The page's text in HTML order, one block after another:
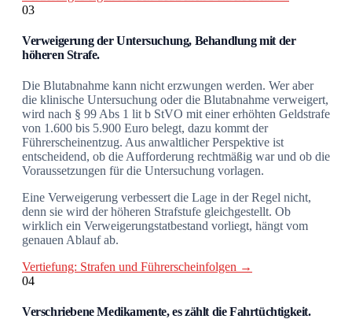
03
Verweigerung der Untersuchung, Behandlung mit der
höheren Strafe.
Die Blutabnahme kann nicht erzwungen werden. Wer aber
die klinische Untersuchung oder die Blutabnahme verweigert,
wird nach § 99 Abs 1 lit b StVO mit einer erhöhten Geldstrafe
von 1.600 bis 5.900 Euro belegt, dazu kommt der
Führerscheinentzug. Aus anwaltlicher Perspektive ist
entscheidend, ob die Aufforderung rechtmäßig war und ob die
Voraussetzungen für die Untersuchung vorlagen.
Eine Verweigerung verbessert die Lage in der Regel nicht,
denn sie wird der höheren Strafstufe gleichgestellt. Ob
wirklich ein Verweigerungstatbestand vorliegt, hängt vom
genauen Ablauf ab.
Vertiefung: Strafen und Führerscheinfolgen →
04
Verschriebene Medikamente, es zählt die Fahrtüchtigkeit.